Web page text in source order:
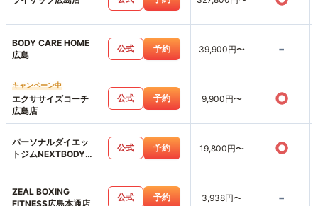
BODY CARE HOME
広島
公式 予約 39,900円〜 -
キャンペーン中
エクササイズコーチ
広島店
公式 予約 9,900円〜 ○
パーソナルダイエッ
トジムNEXTBODY広
公式 予約 19,800円〜 ○
ZEAL BOXING
FITNESS広島本通店
公式 予約 3,938円〜 -